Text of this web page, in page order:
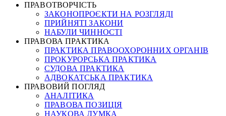
ПРАВОТВОРЧІСТЬ
ЗАКОНОПРОЄКТИ НА РОЗГЛЯДІ
ПРИЙНЯТІ ЗАКОНИ
НАБУЛИ ЧИННОСТІ
ПРАВОВА ПРАКТИКА
ПРАКТИКА ПРАВООХОРОННИХ ОРГАНІВ
ПРОКУРОРСЬКА ПРАКТИКА
СУДОВА ПРАКТИКА
АДВОКАТСЬКА ПРАКТИКА
ПРАВОВИЙ ПОГЛЯД
АНАЛІТИКА
ПРАВОВА ПОЗИЦІЯ
НАУКОВА ДУМКА